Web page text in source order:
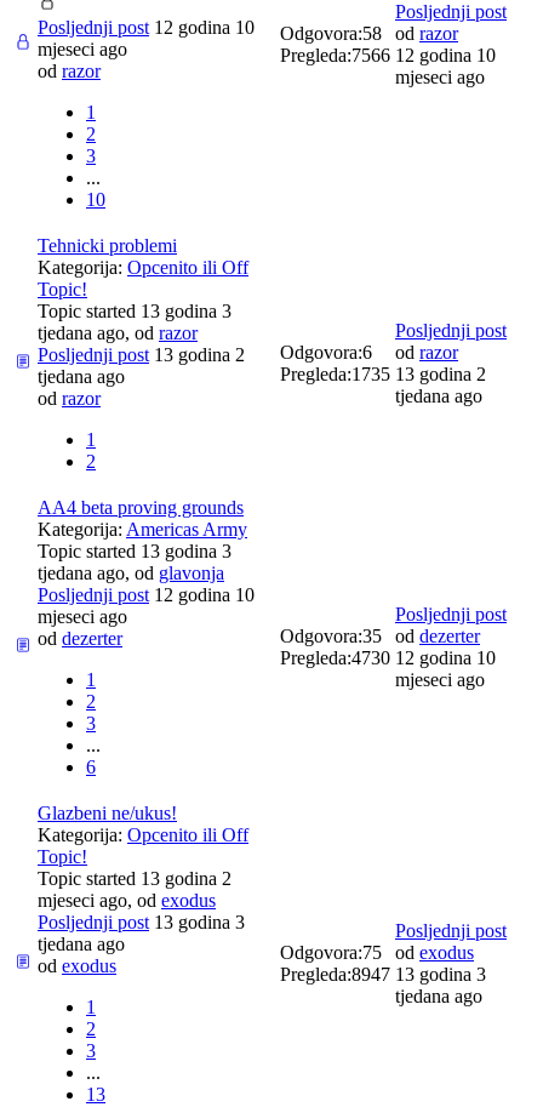
Posljednji post 12 godina 10
mjeseci ago
od razor
1
2
3
...
10
Odgovora:58
Pregleda:7566
Posljednji post
od razor
12 godina 10
mjeseci ago
Tehnicki problemi
Kategorija: Opcenito ili Off
Topic!
Topic started 13 godina 3
tjedana ago, od razor
Posljednji post 13 godina 2
tjedana ago
od razor
1
2
Odgovora:6
Pregleda:1735
Posljednji post
od razor
13 godina 2
tjedana ago
AA4 beta proving grounds
Kategorija: Americas Army
Topic started 13 godina 3
tjedana ago, od glavonja
Posljednji post 12 godina 10
mjeseci ago
od dezerter
1
2
3
...
6
Odgovora:35
Pregleda:4730
Posljednji post
od dezerter
12 godina 10
mjeseci ago
Glazbeni ne/ukus!
Kategorija: Opcenito ili Off
Topic!
Topic started 13 godina 2
mjeseci ago, od exodus
Posljednji post 13 godina 3
tjedana ago
od exodus
1
2
3
...
13
Odgovora:75
Pregleda:8947
Posljednji post
od exodus
13 godina 3
tjedana ago